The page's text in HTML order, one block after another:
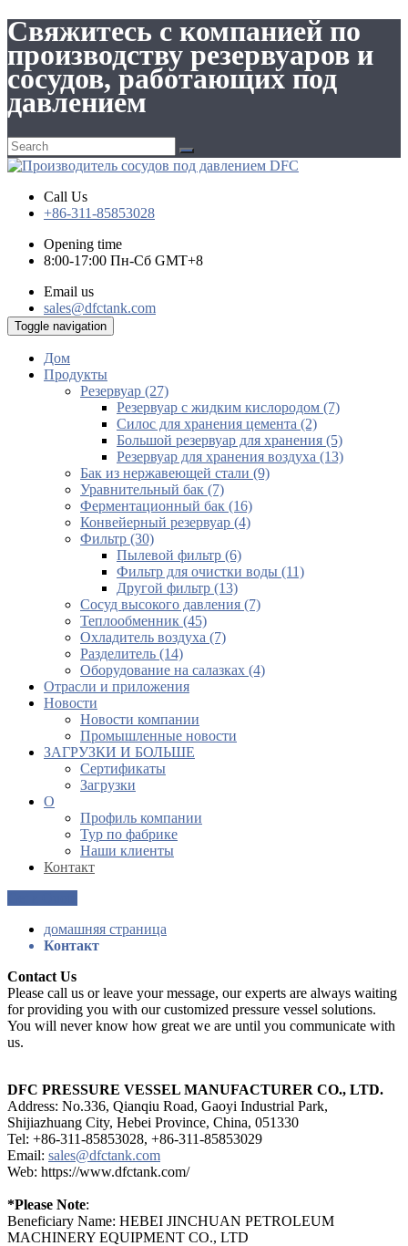
Свяжитесь с компанией по
производству резервуаров и
сосудов, работающих под
давлением
Call Us
+86-311-85853028
Opening time
8:00-17:00 Пн-Сб GMT+8
Email us
sales@dfctank.com
Toggle navigation
Дом
Продукты
Резервуар (27)
Резервуар с жидким кислородом (7)
Силос для хранения цемента (2)
Большой резервуар для хранения (5)
Резервуар для хранения воздуха (13)
Бак из нержавеющей стали (9)
Уравнительный бак (7)
Ферментационный бак (16)
Конвейерный резервуар (4)
Фильтр (30)
Пылевой фильтр (6)
Фильтр для очистки воды (11)
Другой фильтр (13)
Сосуд высокого давления (7)
Теплообменник (45)
Охладитель воздуха (7)
Разделитель (14)
Оборудование на салазках (4)
Отрасли и приложения
Новости
Новости компании
Промышленные новости
ЗАГРУЗКИ И БОЛЬШЕ
Сертификаты
Загрузки
О
Профиль компании
Тур по фабрике
Наши клиенты
Контакт
домашняя страница
Контакт
Contact Us
Please call us or leave your message, our experts are always waiting
for providing you with our customized pressure vessel solutions.
You will never know how great we are until you communicate with
us.
DFC PRESSURE VESSEL MANUFACTURER CO., LTD.
Address: No.336, Qianqiu Road, Gaoyi Industrial Park,
Shijiazhuang City, Hebei Province, China, 051330
Tel: +86-311-85853028, +86-311-85853029
Email: sales@dfctank.com
Web: https://www.dfctank.com/
*Please Note:
Beneficiary Name: HEBEI JINCHUAN PETROLEUM
MACHINERY EQUIPMENT CO., LTD